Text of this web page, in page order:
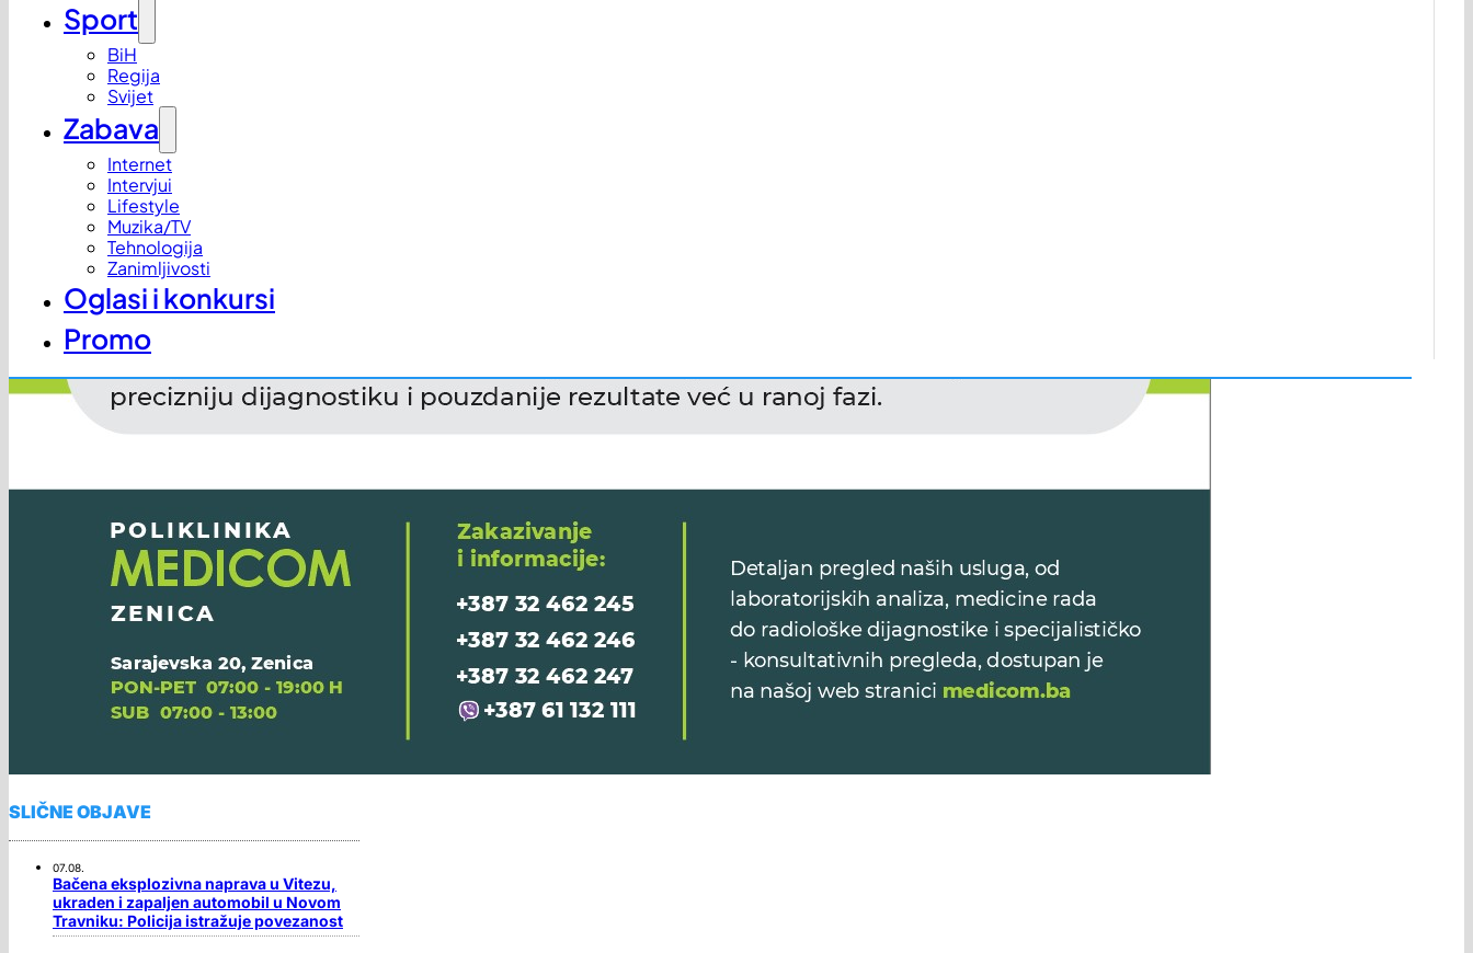
Sport
BiH
Regija
Svijet
Zabava
Internet
Intervjui
Lifestyle
Muzika/TV
Tehnologija
Zanimljivosti
Oglasi i konkursi
Promo
SLIČNE OBJAVE
07.08.
Bačena eksplozivna naprava u Vitezu,
ukraden i zapaljen automobil u Novom
Travniku: Policija istražuje povezanost